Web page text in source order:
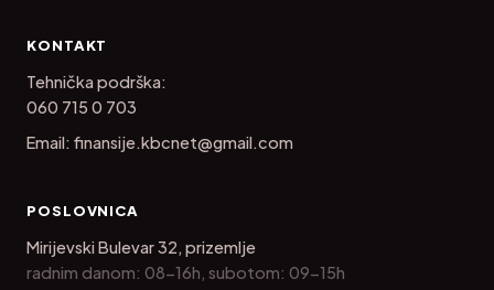
KONTAKT
Tehnička podrška:
060 715 0 703
Email: finansije.kbcnet@gmail.com
POSLOVNICA
Mirijevski Bulevar 32, prizemlje
radnim danom: 08-16h, subotom: 09-15h